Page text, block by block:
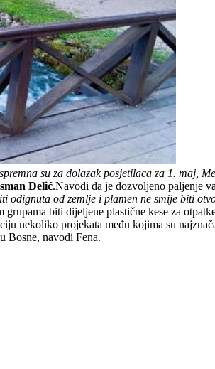
su za dolazak posjetilaca za 1. maj,
Delić.Navodi da je dozvoljeno paljenje
odignuta od zemlje i plamen ne smije biti
biti dijeljene plastične kese za
nekoliko projekata među kojima su
Bosne, navodi Fena.